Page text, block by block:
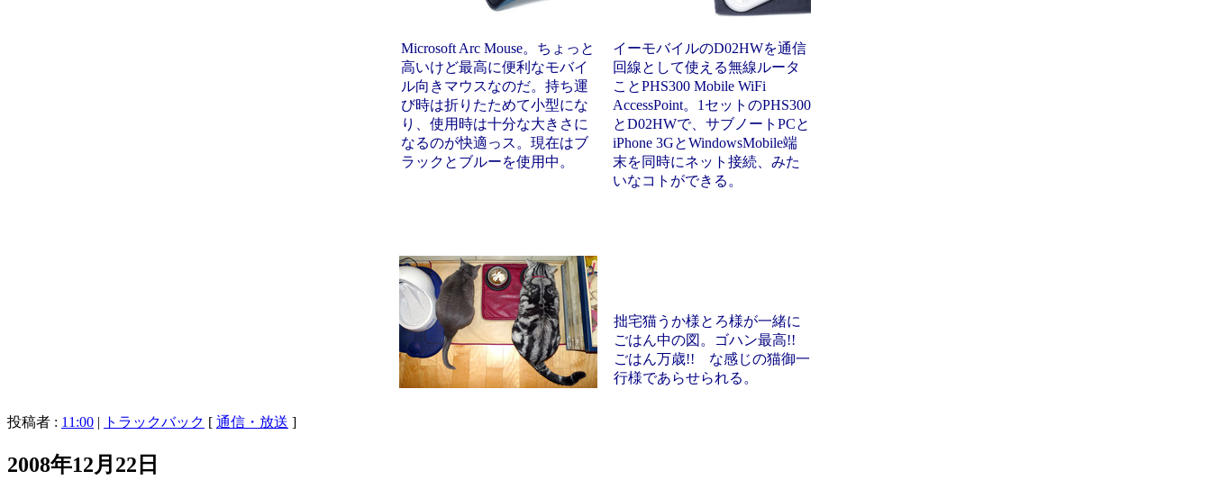
Microsoft Arc Mouse。ちょっと
高いけど最高に便利なモバイ
ル向きマウスなのだ。持ち運
び時は折りたためて小型にな
り、使用時は十分な大きさに
なるのが快適っス。現在はブ
ラックとブルーを使用中。
イーモバイルのD02HWを通信
回線として使える無線ルータ
ことPHS300 Mobile WiFi
AccessPoint。1セットのPHS300
とD02HWで、サブノートPCと
iPhone 3GとWindowsMobile端
末を同時にネット接続、みた
いなコトができる。
拙宅猫うか様とろ様が一緒に
ごはん中の図。ゴハン最高!!
ごはん万歳!! な感じの猫御一
行様であらせられる。
投稿者 : 11:00 トラックバック [ 通信・放送 ]
2008年12月22日